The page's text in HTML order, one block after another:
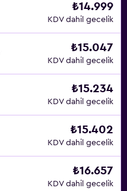
₺14.999
KDV dahil gecelik
₺15.047
KDV dahil gecelik
₺15.234
KDV dahil gecelik
₺15.402
KDV dahil gecelik
₺16.657
KDV dahil gecelik